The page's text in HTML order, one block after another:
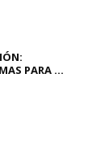
PARA ...